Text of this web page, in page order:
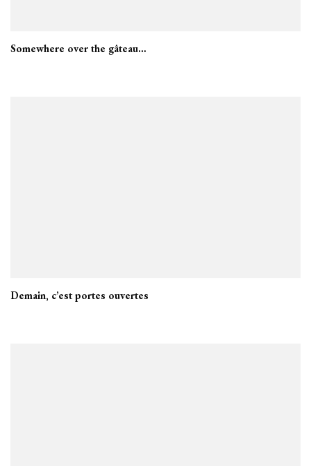
Somewhere over the gâteau…
Demain, c’est portes ouvertes